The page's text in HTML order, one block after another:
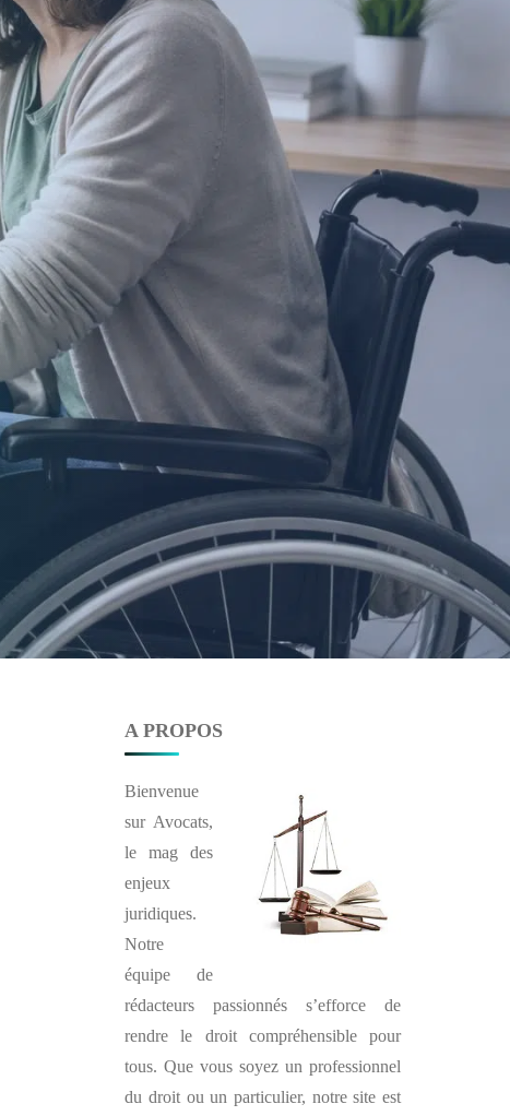
A PROPOS
Bienvenue
sur Avocats,
le mag des
enjeux
juridiques.
Notre
équipe de
rédacteurs passionnés s’efforce de
rendre le droit compréhensible pour
tous. Que vous soyez un professionnel
du droit ou un particulier, notre site est